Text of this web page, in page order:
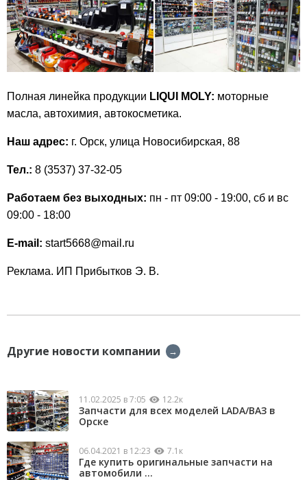
Полная линейка продукции LIQUI MOLY: моторные
масла, автохимия, автокосметика.
Наш адрес: г. Орск, улица Новосибирская, 88
Тел.: 8 (3537) 37-32-05
Работаем без выходных: пн - пт 09:00 - 19:00, сб и вс
09:00 - 18:00
E-mail: start5668@mail.ru
Реклама. ИП Прибытков Э. В.
Другие новости компании →
11.02.2025 в 7:05 12.2к
Запчасти для всех моделей LADA/ВАЗ в
Орске
06.04.2021 в 12:23 7.1к
Где купить оригинальные запчасти на
автомобили ...